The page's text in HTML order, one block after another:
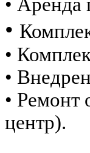
•
•
•
• Ремонт
центр).